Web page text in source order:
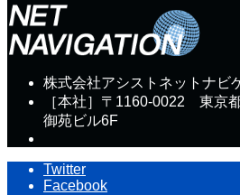
株式会社アシストネットナビ
［本社］〒1160-0022 東京
御苑ビル6F
Twitter
Facebook